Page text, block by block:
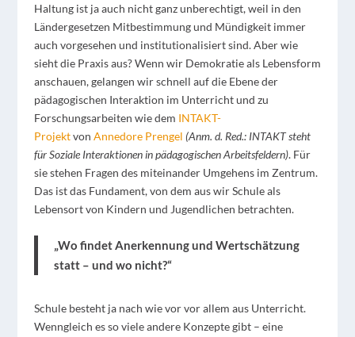
Haltung ist ja auch nicht ganz unberechtigt, weil in den
Ländergesetzen Mitbestimmung und Mündigkeit immer
auch vorgesehen und institutionalisiert sind. Aber wie
sieht die Praxis aus? Wenn wir Demokratie als Lebensform
anschauen, gelangen wir schnell auf die Ebene der
pädagogischen Interaktion im Unterricht und zu
Forschungsarbeiten wie dem INTAKT-
Projekt von Annedore Prengel (Anm. d. Red.: INTAKT steht
für Soziale Interaktionen in pädagogischen Arbeitsfeldern). Für
sie stehen Fragen des miteinander Umgehens im Zentrum.
Das ist das Fundament, von dem aus wir Schule als
Lebensort von Kindern und Jugendlichen betrachten.
„Wo findet Anerkennung und Wertschätzung
statt – und wo nicht?“
Schule besteht ja nach wie vor vor allem aus Unterricht.
Wenngleich es so viele andere Konzepte gibt – eine